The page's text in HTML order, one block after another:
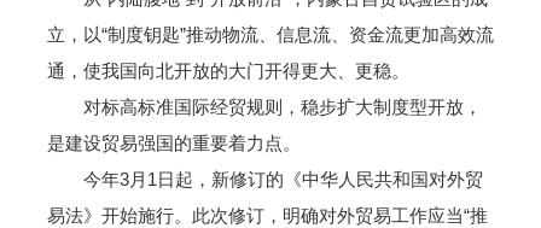
立，以“制度钥匙”推动物流、信息流、资金流更加高效流
通，使我国向北开放的大门开得更大、更稳。
对标高标准国际经贸规则，稳步扩大制度型开放，
是建设贸易强国的重要着力点。
今年3月1日起，新修订的《中华人民共和国对外贸
易法》开始施行。此次修订，明确对外贸易工作应当“推